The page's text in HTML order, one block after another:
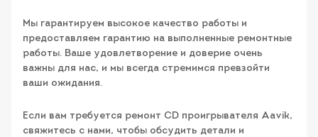
Мы гарантируем высокое качество работы и
предоставляем гарантию на выполненные ремонтные
работы. Ваше удовлетворение и доверие очень
важны для нас, и мы всегда стремимся превзойти
ваши ожидания.
Если вам требуется ремонт CD проигрывателя Aavik,
свяжитесь с нами, чтобы обсудить детали и